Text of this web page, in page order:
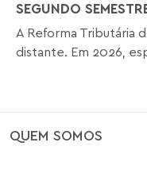
SEGUNDO
A Reforma Tributária
distante. Em 2026,
QUEM SOMOS